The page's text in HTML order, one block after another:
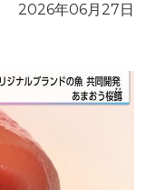
2026年06月27日